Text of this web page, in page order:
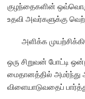
குழந்தைகளின்
உதவி அவர்களுக்கு
அளிக்க
ஒரு சிறுவன் போட்டி
மைதானத்தில்
விளையாடுவதைப்